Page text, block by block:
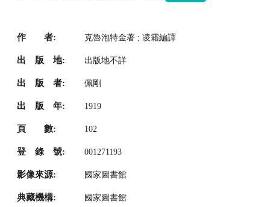
作 者: 克魯泡特金著 ; 凌霜編譯
出 版 地: 出版地不詳
出 版 者: 佩剛
出 版 年: 1919
頁 數: 102
登 錄 號: 001271193
影像來源: 國家圖書館
典藏機構: 國家圖書館